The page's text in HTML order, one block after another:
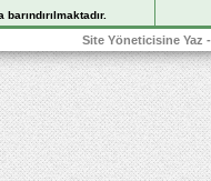
Site Yöneticisine Yaz